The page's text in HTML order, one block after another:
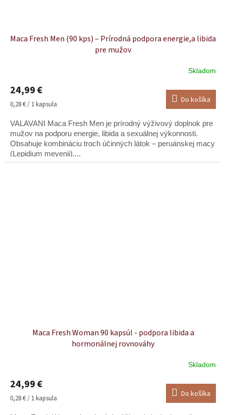
Maca Fresh Men (90 kps) – Prírodná podpora energie,a libida
pre mužov
produktu
je
4,9
z
hviezdičiek.
Skladom
24,99 €
Jednotková
0,28 € / 1 kapsula Do košíka
VALAVANI Maca Fresh Men je prírodný výživový doplnok pre
mužov na podporu energie, libida a sexuálnej výkonnosti.
Obsahuje kombináciu troch účinných látok – peruánskej macy
(Lepidium meyenii),...
Maca Fresh Woman 90 kapsúl - podpora libida a
hormonálnej rovnováhy
produktu
je
5,0
Skladom
24,99 €
Jednotková
0,28 € / 1 kapsula Do košíka